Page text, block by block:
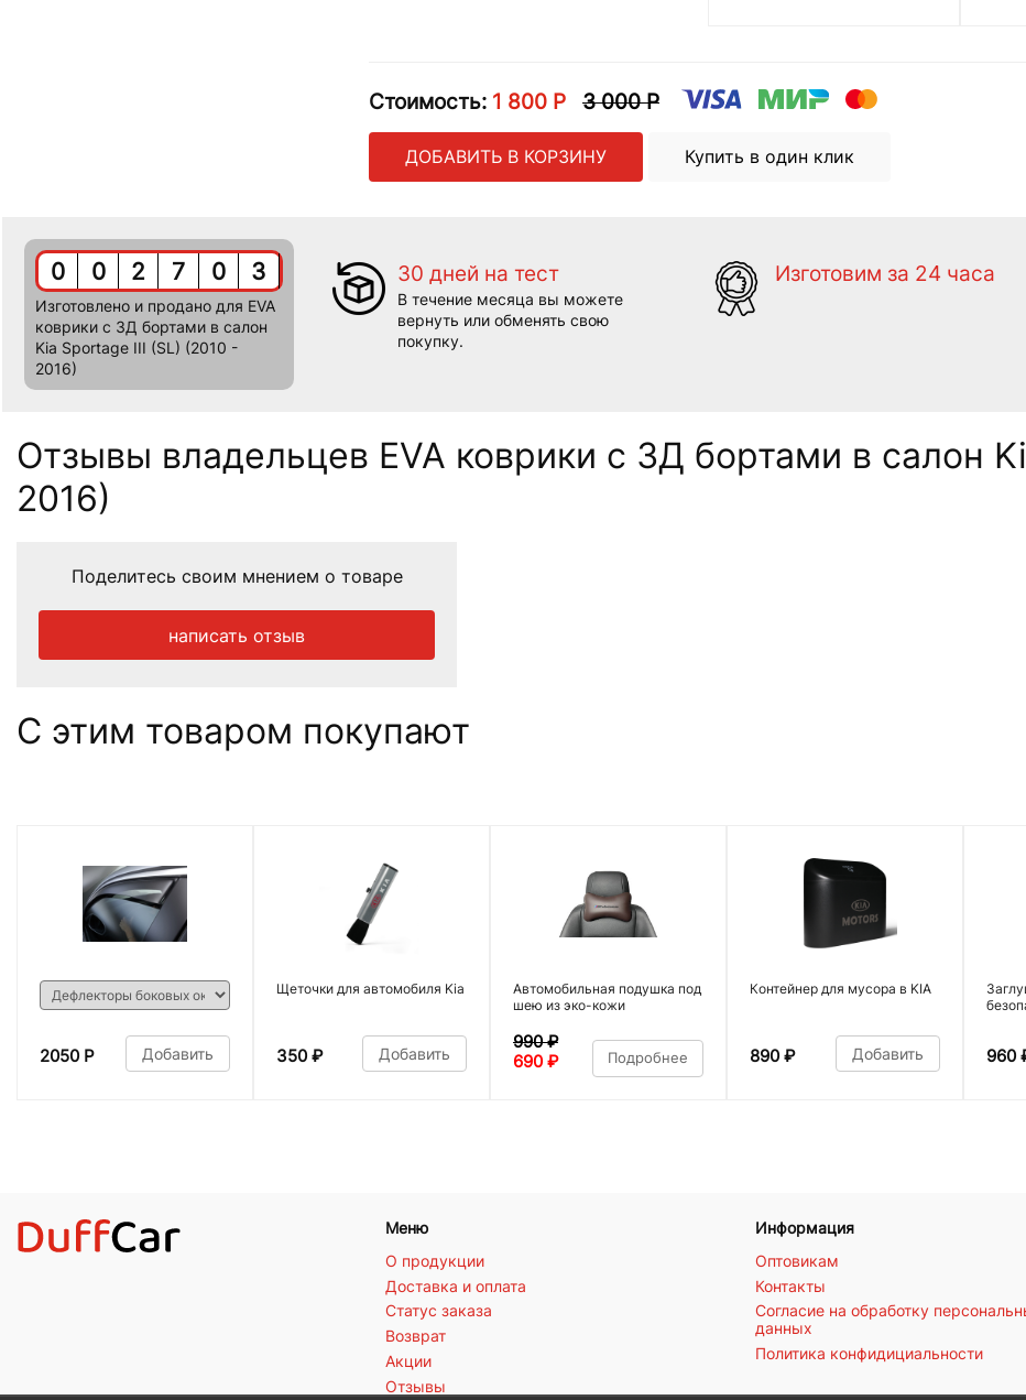
Стоимость: 1 800 Р 3 000 Р
ДОБАВИТЬ В КОРЗИНУ Купить в один клик
0 0 2 7 0 3
Изготовлено и продано для EVA
коврики c 3Д бортами в салон
Kia Sportage III (SL) (2010 -
2016)
30 дней на тест
В течение месяца вы можете
вернуть или обменять свою
покупку.
Изготовим за 24 часа
Отзывы владельцев EVA коврики c 3Д бортами в салон
2016)
Поделитесь своим мнением о товаре
написать отзыв
С этим товаром покупают
2050 Р Добавить
Щеточки для автомобиля Kia
350 ₽ Добавить
Автомобильная подушка под
шею из эко-кожи
990₽
690 ₽ Подробнее
Контейнер для мусора в KIA
890 ₽ Добавить 960
Меню
О продукции
Доставка и оплата
Статус заказа
Возврат
Акции
Отзывы
Информация
Оптовикам
Контакты
Согласие на обработку
данных
Политика конфидициальности